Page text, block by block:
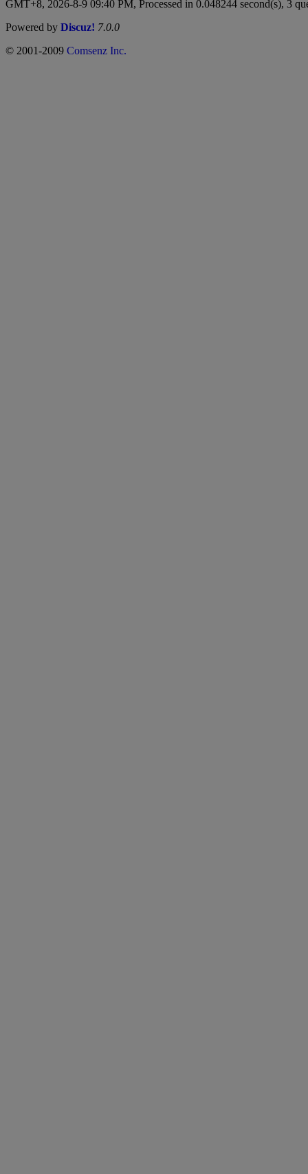
GMT+8, 2026-8-9 09:40 PM, Processed in 0.048244 second(s), 3
Powered by Discuz! 7.0.0
© 2001-2009 Comsenz Inc.